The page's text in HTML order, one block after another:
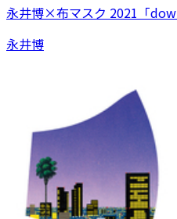
永井博×布マスク 2021「
永井博